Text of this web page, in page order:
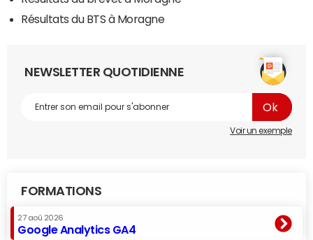
Résultats du BTS à Moragne
NEWSLETTER QUOTIDIENNE
Voir un exemple
FORMATIONS
27 aoû 2026
Google Analytics GA4